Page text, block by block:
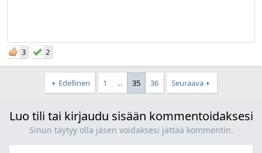
3 2
Edellinen 1 ... 35 36 Seuraava
Luo tili tai kirjaudu sisään kommentoidaksesi
Sinun täytyy olla jäsen voidaksesi jättää kommentin.